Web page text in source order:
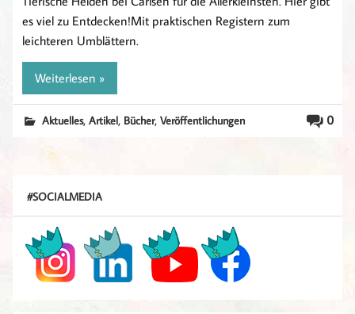
es viel zu Entdecken!Mit praktischen Registern zum
leichteren Umblättern.
Weiterlesen »
0
Aktuelles,Artikel, Bücher,Veröffentlichungen
#SOCIALMEDIA